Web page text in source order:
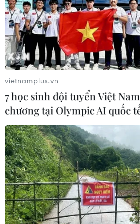
giành chiến thắng hoặc hòa với tỷ
có thể vô địch AFF Cup 2022.
Chung kết Thái Lan-Việt
đẹp cho HLV Park Hang-
vietnamplus.vn
7 học sinh đội tuyển Việt
chương tại Olympic AI quốc